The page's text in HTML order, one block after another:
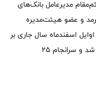
ایران در اواسط دهه ۹۰، قائم‌مقام مدیرعامل بانک‌های
و عضو هیئت‌مدیره
اسفندماه سال جاری بر
اثر سانحه تصادف در بیمارستان بستری شد و سرانجام ۲۵